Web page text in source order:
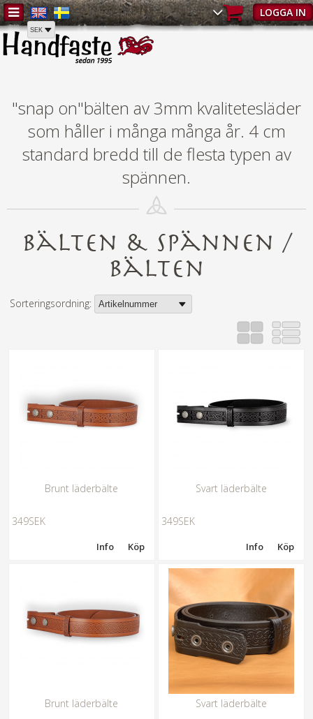
LOGGA IN
Hem/Bälten & spännen/Bälten
"snap on"bälten av 3mm kvalitetesläder
som håller i många många år. 4 cm
standard bredd till de flesta typen av
spännen.
Bälten & spännen /
Bälten
Sorteringsordning:
Brunt läderbälte
349SEK
Köp
Info
Svart läderbälte
349SEK
Köp
Info
Brunt läderbälte Svart läderbälte